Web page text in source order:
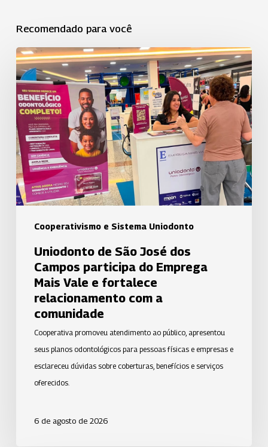
Recomendado para você
Cooperativismo e Sistema Uniodonto
Uniodonto
de
São
José
dos
Campos
participa
do
Emprega
Mais
Vale
fortalece
relacionamento
com
comunidade
Uniodonto de São José dos
Campos participa do Emprega
Mais Vale e fortalece
relacionamento com a
comunidade
Cooperativa promoveu atendimento ao público, apresentou
seus planos odontológicos para pessoas físicas e empresas e
esclareceu dúvidas sobre coberturas, benefícios e serviços
oferecidos.
6 de agosto de 2026